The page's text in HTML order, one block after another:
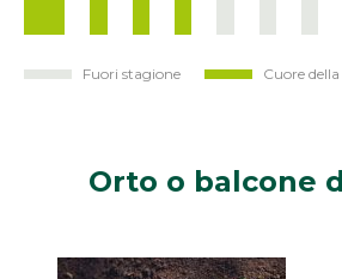
Mar
Fuori stagione Cuore
Orto o balcone